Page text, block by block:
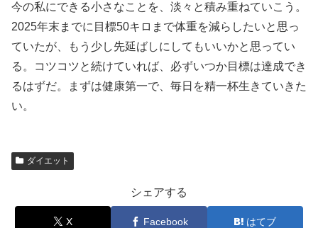
今の私にできる小さなことを、淡々と積み重ねていこう。
2025年末までに目標50キロまで体重を減らしたいと思っ
ていたが、もう少し先延ばしにしてもいいかと思ってい
る。コツコツと続けていれば、必ずいつか目標は達成でき
るはずだ。まずは健康第一で、毎日を精一杯生きていきた
い。
ダイエット
シェアする
X Facebook はてブ